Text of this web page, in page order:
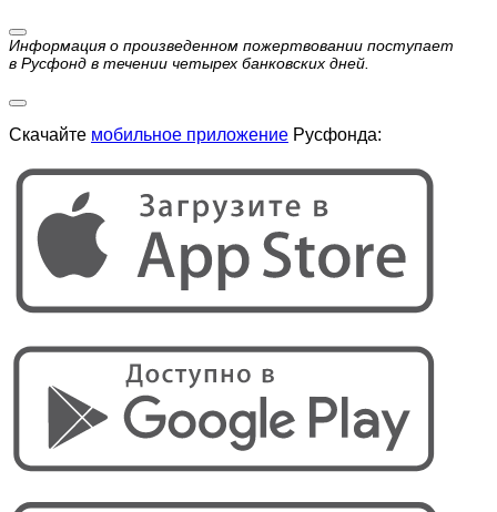
Информация о произведенном пожертвовании поступает
в Русфонд в течении четырех банковских дней.
Скачайте мобильное приложение Русфонда: